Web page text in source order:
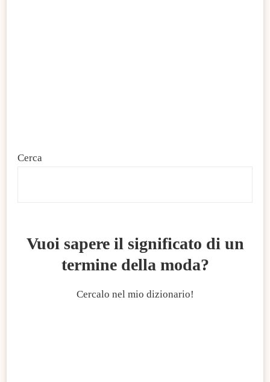
Cerca
Vuoi sapere il significato di un
termine della moda?
Cercalo nel mio dizionario!